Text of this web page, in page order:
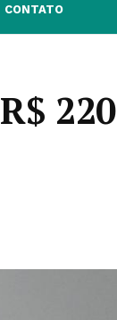
CONTATO
220